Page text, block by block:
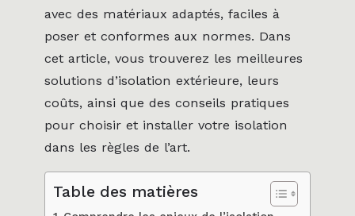
avec des matériaux adaptés, faciles à
poser et conformes aux normes. Dans
cet article, vous trouverez les meilleures
solutions d’isolation extérieure, leurs
coûts, ainsi que des conseils pratiques
pour choisir et installer votre isolation
dans les règles de l’art.
Table des matières